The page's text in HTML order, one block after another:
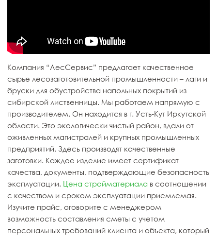
Компания “ЛесСервис” предлагает качественное
сырье лесозаготовительной промышленности – лаги и
бруски для обустройства напольных покрытий из
сибирской лиственницы. Мы работаем напрямую с
производителем. Он находится в г. Усть-Кут Иркутской
области. Это экологически чистый район, вдали от
оживленных магистралей и крупных промышленных
предприятий. Здесь производят качественные
заготовки. Каждое изделие имеет сертификат
качества, документы, подтверждающие безопасность
эксплуатации. Цена стройматериала в соотношении
с качеством и сроком эксплуатации приемлемая.
Изучите прайс, оговорите с менеджером
возможность составления сметы с учетом
персональных требований клиента и объекта, который